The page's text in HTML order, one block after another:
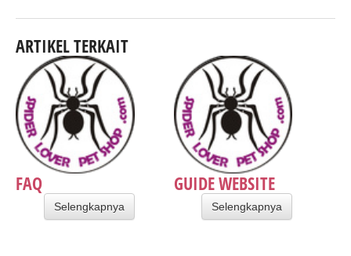
ARTIKEL TERKAIT
FAQ
Selengkapnya
GUIDE WEBSITE
Selengkapnya